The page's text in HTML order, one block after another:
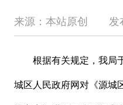
来源：本站原创 发布
根据有关规定，我局
城区人民政府网对《源城